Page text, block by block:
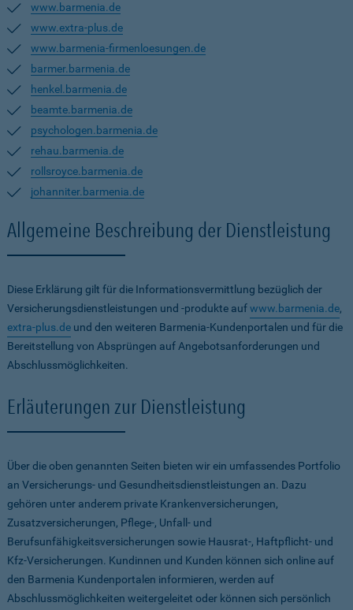
www.barmenia.de
www.extra-plus.de
www.barmenia-firmenloesungen.de
barmer.barmenia.de
henkel.barmenia.de
beamte.barmenia.de
psychologen.barmenia.de
rehau.barmenia.de
rollsroyce.barmenia.de
johanniter.barmenia.de
Allgemeine Beschreibung der Dienstleistung
Diese Erklärung gilt für die Informationsvermittlung bezüglich der
Versicherungsdienstleistungen und -produkte aufwww.barmenia.de,
extra-plus.de und den weiteren Barmenia-Kundenportalen und für die
Bereitstellung von Absprüngen auf Angebotsanforderungen und
Abschlussmöglichkeiten.
Erläuterungen zur Dienstleistung
Über die oben genannten Seiten bieten wir ein umfassendes Portfolio
an Versicherungs- und Gesundheitsdienstleistungen an. Dazu
gehören unter anderem private Krankenversicherungen,
Zusatzversicherungen, Pflege-, Unfall- und
Berufsunfähigkeitsversicherungen sowie Hausrat-, Haftpflicht- und
Kfz-Versicherungen. Kundinnen und Kunden können sich online auf
den Barmenia Kundenportalen informieren, werden auf
Abschlussmöglichkeiten weitergeleitet oder können sich persönlich